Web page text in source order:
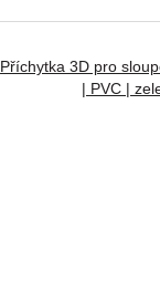
Příchytka 3D pro
| PVC |